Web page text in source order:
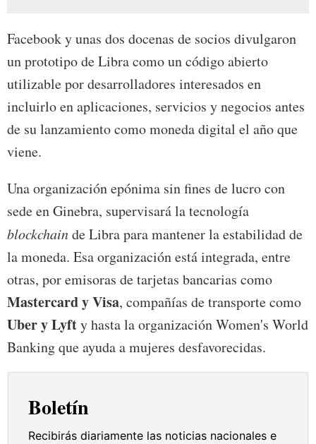
Facebook y unas dos docenas de socios divulgaron
un prototipo de Libra como un código abierto
utilizable por desarrolladores interesados en
incluirlo en aplicaciones, servicios y negocios antes
de su lanzamiento como moneda digital el año que
viene.
Una organización epónima sin fines de lucro con
sede en Ginebra, supervisará la tecnología
blockchainde Libra para mantener la estabilidad de
la moneda. Esa organización está integrada, entre
otras, por emisoras de tarjetas bancarias como
Mastercard y Visa, compañías de transporte como
Uber y Lyfty hasta la organización Women's World
Banking que ayuda a mujeres desfavorecidas.
Boletín
Recibirás diariamente las noticias nacionales e